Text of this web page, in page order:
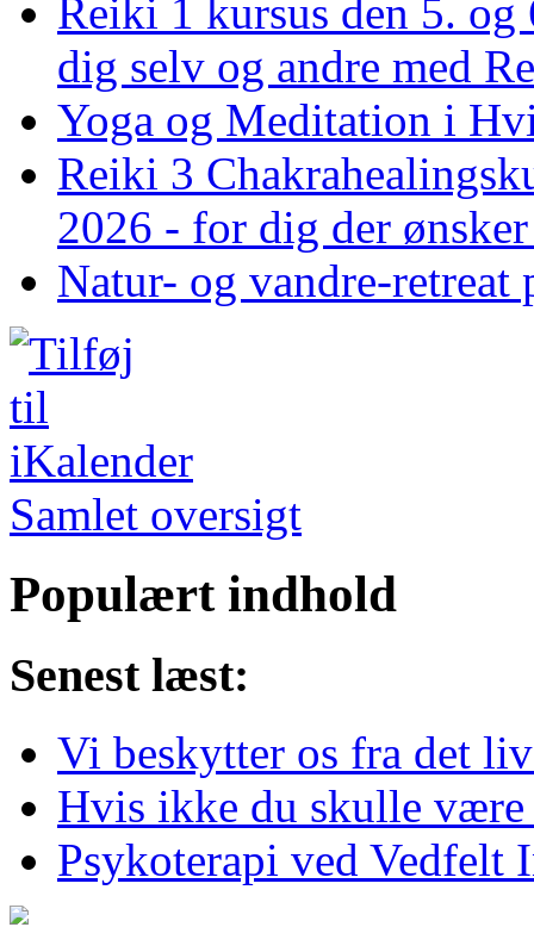
Reiki 1 kursus den 5.
dig selv og andre med
Yoga og Meditation i
Reiki 3
2026 - for dig der
Natur- og vandre-retreat
Samlet oversigt
Populært indhold
Senest læst:
Vi beskytter os fra det
Hvis ikke du skulle være
Psykoterapi ved Vedfelt